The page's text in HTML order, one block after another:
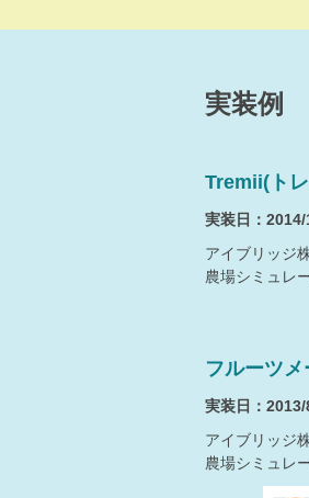
実装例
Tremii(ト
実装日：
アイブリッジ
農場シミュレ
フルーツメ
実装日：2013/
アイブリッジ
農場シミュレ